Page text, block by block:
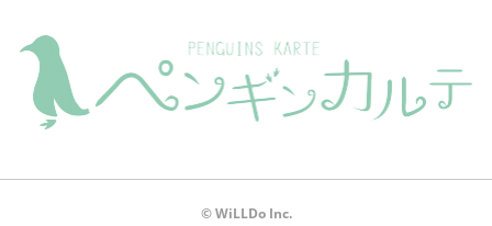
© WiLLDo Inc.